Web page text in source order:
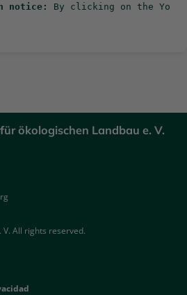
notice: By clicking on the
ökologischen Landbau e. V.
All rights reserved.